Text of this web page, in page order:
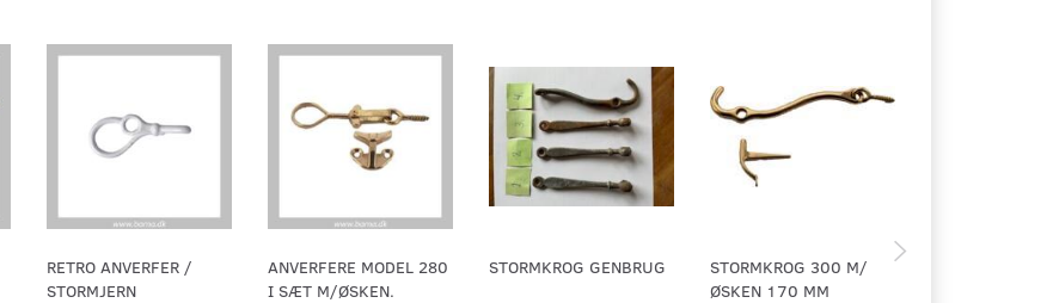
RETRO ANVERFER /
STORMJERN
ANVERFERE MODEL 280
I SÆT M/ØSKEN.
STORMKROG GENBRUG
STORMKROG 300 M/
ØSKEN 170 MM